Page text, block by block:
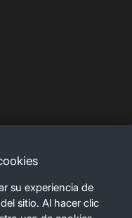
su experiencia de
sitio. Al hacer clic